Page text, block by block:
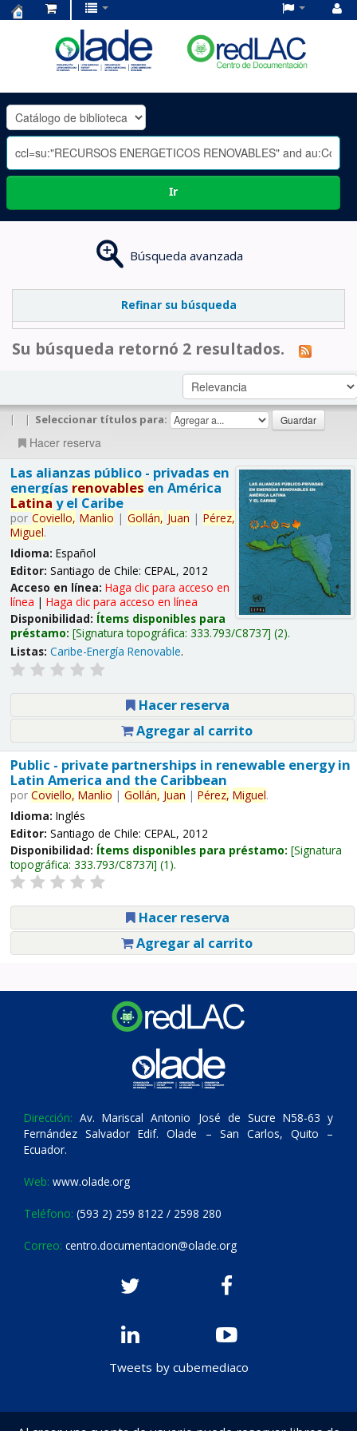
OLADE
-
Ir
Búsqueda avanzada
Refinar su búsqueda
Su búsqueda retornó 2 resultados.
| | Seleccionar títulos para:
Hacer reserva
Las alianzas público - privadas en
energías renovables en América
Latina y el Caribe
por Coviello, Manlio | Gollán, Juan | Pérez,
Miguel.
Idioma: Español
Editor: Santiago de Chile: CEPAL, 2012
Acceso en línea: Haga clic para acceso en
línea | Haga clic para acceso en línea
Disponibilidad: Ítems disponibles para
préstamo: Signatura topográfica: 333.793/C8737 (2).
Listas: Caribe-Energía Renovable.
Hacer reserva
Agregar al carrito
Public - private partnerships in renewable energy in
Latin America and the Caribbean
por Coviello, Manlio | Gollán, Juan | Pérez, Miguel.
Idioma: Inglés
Editor: Santiago de Chile: CEPAL, 2012
Disponibilidad: Ítems disponibles para préstamo: Signatura
topográfica: 333.793/C8737i (1).
Hacer reserva
Agregar al carrito
Dirección: Av. Mariscal Antonio José de Sucre N58-63 y
Fernández Salvador Edif. Olade – San Carlos, Quito –
Ecuador.
Web: www.olade.org
Teléfono: (593 2) 259 8122 / 2598 280
Correo: centro.documentacion@olade.org
Tweets by cubemediaco